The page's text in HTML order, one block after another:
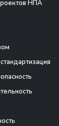
НПА